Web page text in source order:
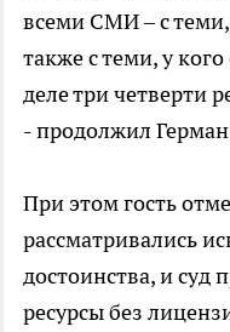
всеми СМИ – с теми,
также с теми, у
деле три четверти
- продолжил
При этом гость
рассматривались
достоинства, и суд
ресурсы без